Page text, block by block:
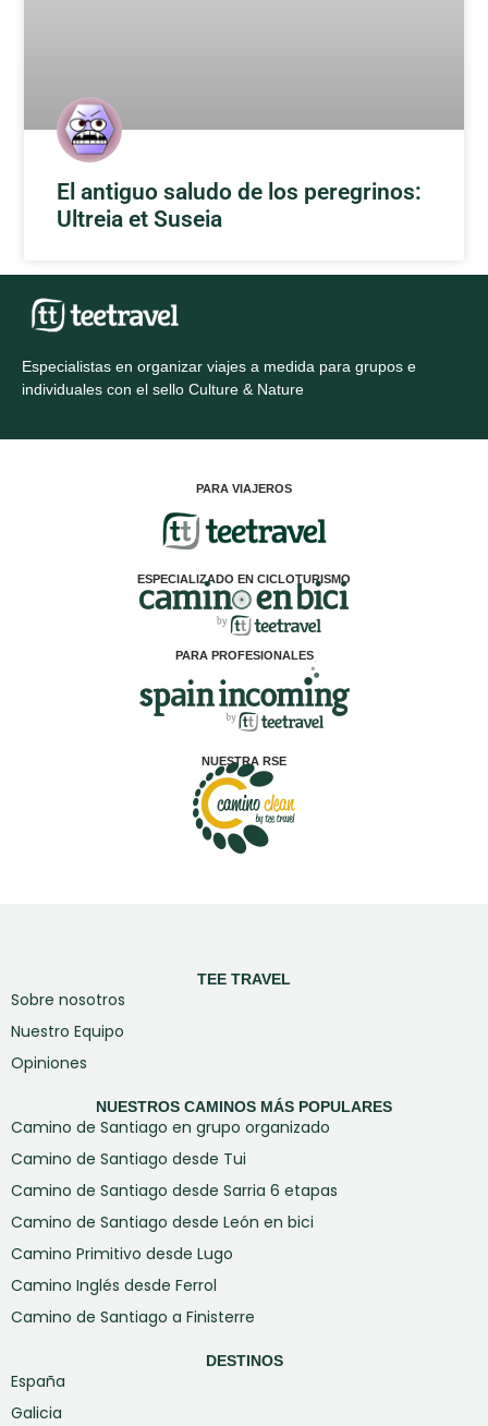
El antiguo saludo de los peregrinos:
Ultreia et Suseia
Especialistas en organizar viajes a medida para grupos e
individuales con el sello Culture & Nature
PARA VIAJEROS
ESPECIALIZADO EN CICLOTURISMO
PARA PROFESIONALES
NUESTRA RSE
TEE TRAVEL
Sobre nosotros
Nuestro Equipo
Opiniones
NUESTROS CAMINOS MÁS POPULARES
Camino de Santiago en grupo organizado
Camino de Santiago desde Tui
Camino de Santiago desde Sarria 6 etapas
Camino de Santiago desde León en bici
Camino Primitivo desde Lugo
Camino Inglés desde Ferrol
Camino de Santiago a Finisterre
DESTINOS
España
Galicia